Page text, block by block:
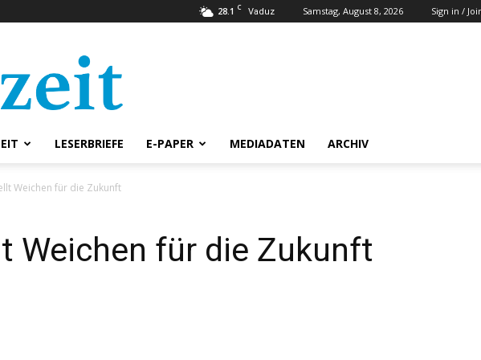
28.1 C Vaduz Samstag, August 8, 2026 Sign in /
LESERBRIEFE E-PAPER MEDIADATEN ARCHIV
Weichen für die Zukunft
Weichen für die Zukunft